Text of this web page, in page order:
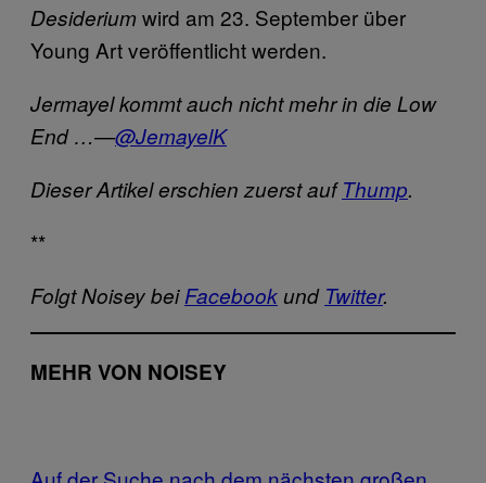
Desideriumwird am 23. September über
Young Art veröffentlicht werden.
Jermayel kommt auch nicht mehr in die Low
End …—@JemayelK
Dieser Artikel erschien zuerst aufThump.
**
Folgt Noisey beiFacebookund Twitter.
MEHR VON NOISEY